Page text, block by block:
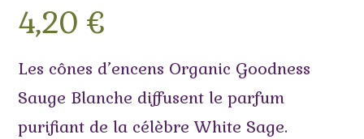
4,20€
Les cônes d’encens Organic Goodness
Sauge Blanche diffusent le parfum
purifiant de la célèbre White Sage.